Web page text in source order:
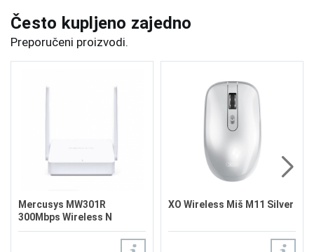
Često kupljeno zajedno
Preporučeni proizvodi.
Mercusys MW301R
300Mbps Wireless N
Router
XO Wireless Miš M11 Silver